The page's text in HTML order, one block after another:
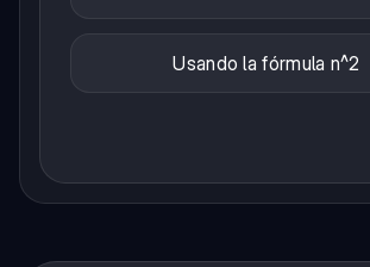
Usando la fórmula n^2